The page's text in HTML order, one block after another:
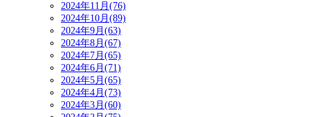
2024年11月(76)
2024年10月(89)
2024年9月(63)
2024年8月(67)
2024年7月(65)
2024年6月(71)
2024年5月(65)
2024年4月(73)
2024年3月(60)